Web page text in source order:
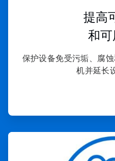
提高
和
保护设备免受污垢、腐
机并延长